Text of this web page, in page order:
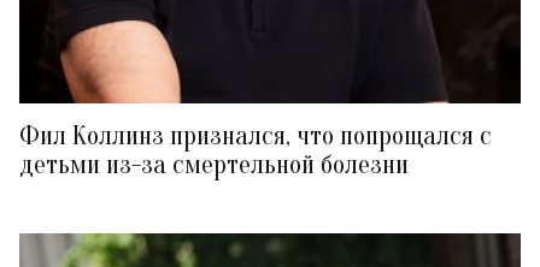
Фил Коллинз признался, что попрощался с
детьми из-за смертельной болезни